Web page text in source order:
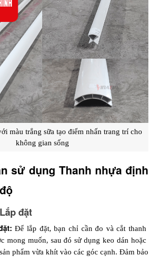
màu trắng sữa tạo điểm nhấn trang trí cho
không gian sống
sử dụng Thanh nhựa định
đặt
Để lắp đặt, bạn chỉ cần đo và cắt thanh
mong muốn, sau đó sử dụng keo dán hoặc
phẩm vừa khít vào các góc cạnh. Đảm bảo